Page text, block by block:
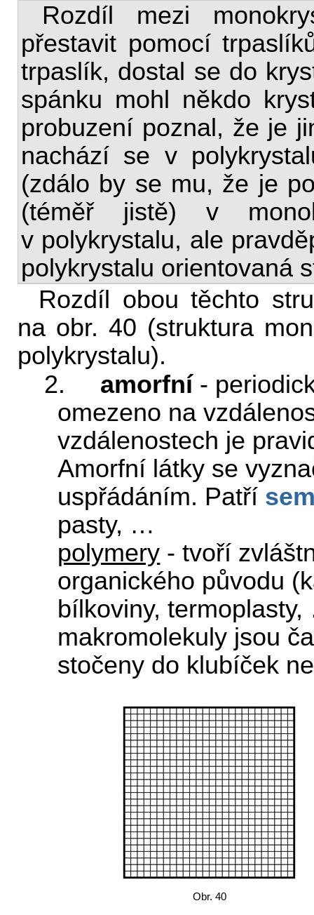
Rozdíl mezi
přestavit pomocí
trpaslík, dostal se do
spánku mohl někdo
probuzení poznal, že je
nachází se v
(zdálo by se mu, že je
(téměř jistě) v
v polykrystalu, ale
polykrystalu orientovaná
Rozdíl obou těchto
na obr. 40 (struktura
polykrystalu).
2. amorfní-
omezeno na
vzdálenostech je
Amorfní látky se
uspřádáním. Patří
pasty, …
polymery - tvoří
organického původu
bílkoviny,
makromolekuly jsou
stočeny do klubíček
Obr. 40